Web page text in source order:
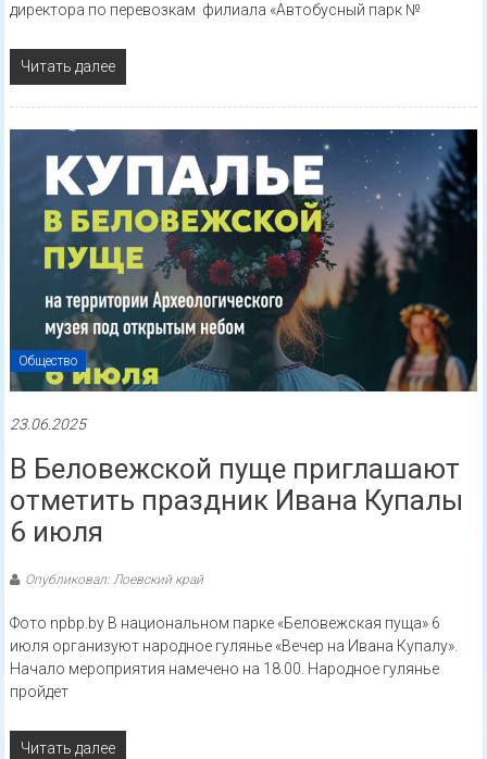
директора по перевозкам филиала «Автобусный парк №
Читать далее
Общество
23.06.2025
В Беловежской пуще приглашают
отметить праздник Ивана Купалы
6 июля
Опубликовал: Лоевский край
Фото npbp.by В национальном парке «Беловежская пуща» 6
июля организуют народное гулянье «Вечер на Ивана Купалу».
Начало мероприятия намечено на 18.00. Народное гулянье
пройдет
Читать далее